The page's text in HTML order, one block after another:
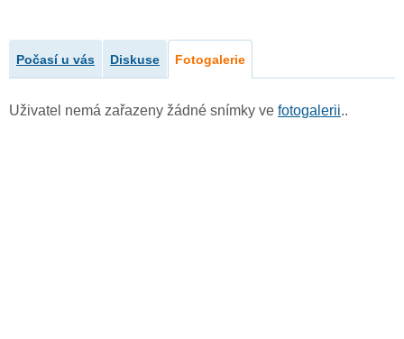
Počasí u vás Diskuse Fotogalerie
Uživatel nemá zařazeny žádné snímky ve fotogalerii..